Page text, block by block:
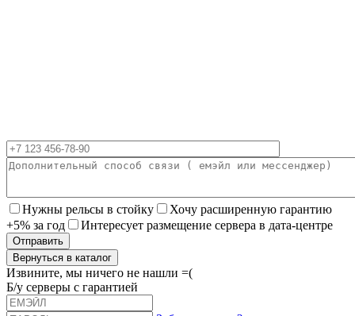
Нужны рельсы в стойку
Хочу расширенную гарантию
+5% за год
Интересует размещение сервера в дата-центре
Вернуться в каталог
Извините, мы ничего не нашли =(
Б/у серверы с гарантией